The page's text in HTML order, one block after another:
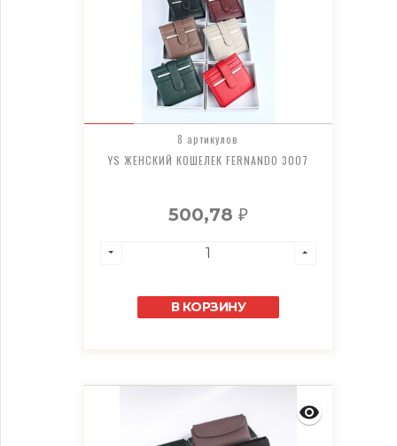
8 артикулов
YS ЖЕНСКИЙ КОШЕЛЕК FERNANDO 3007
500,78 ₽
В КОРЗИНУ